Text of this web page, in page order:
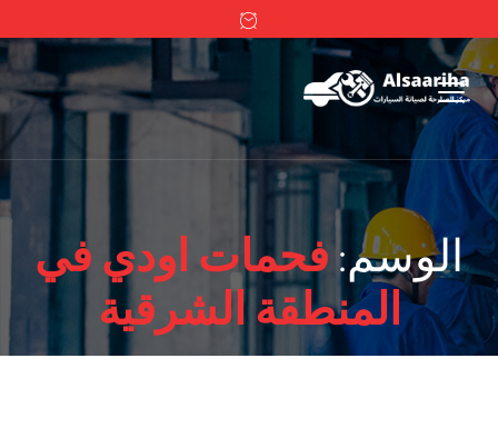
الوسم:فحمات اودي في
المنطقة الشرقية